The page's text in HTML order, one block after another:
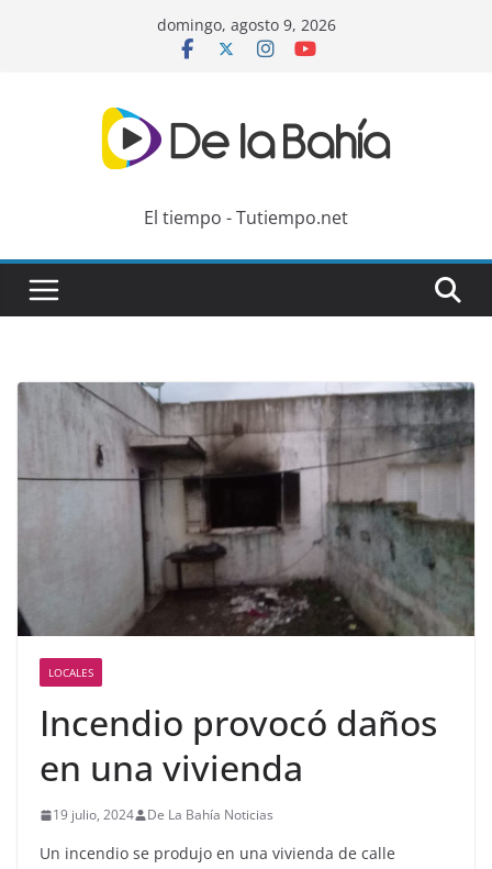
domingo, agosto 9, 2026
El tiempo - Tutiempo.net
LOCALES
Incendio provocó daños
en una vivienda
19 julio, 2024 De La Bahía Noticias
Un incendio se produjo en una vivienda de calle